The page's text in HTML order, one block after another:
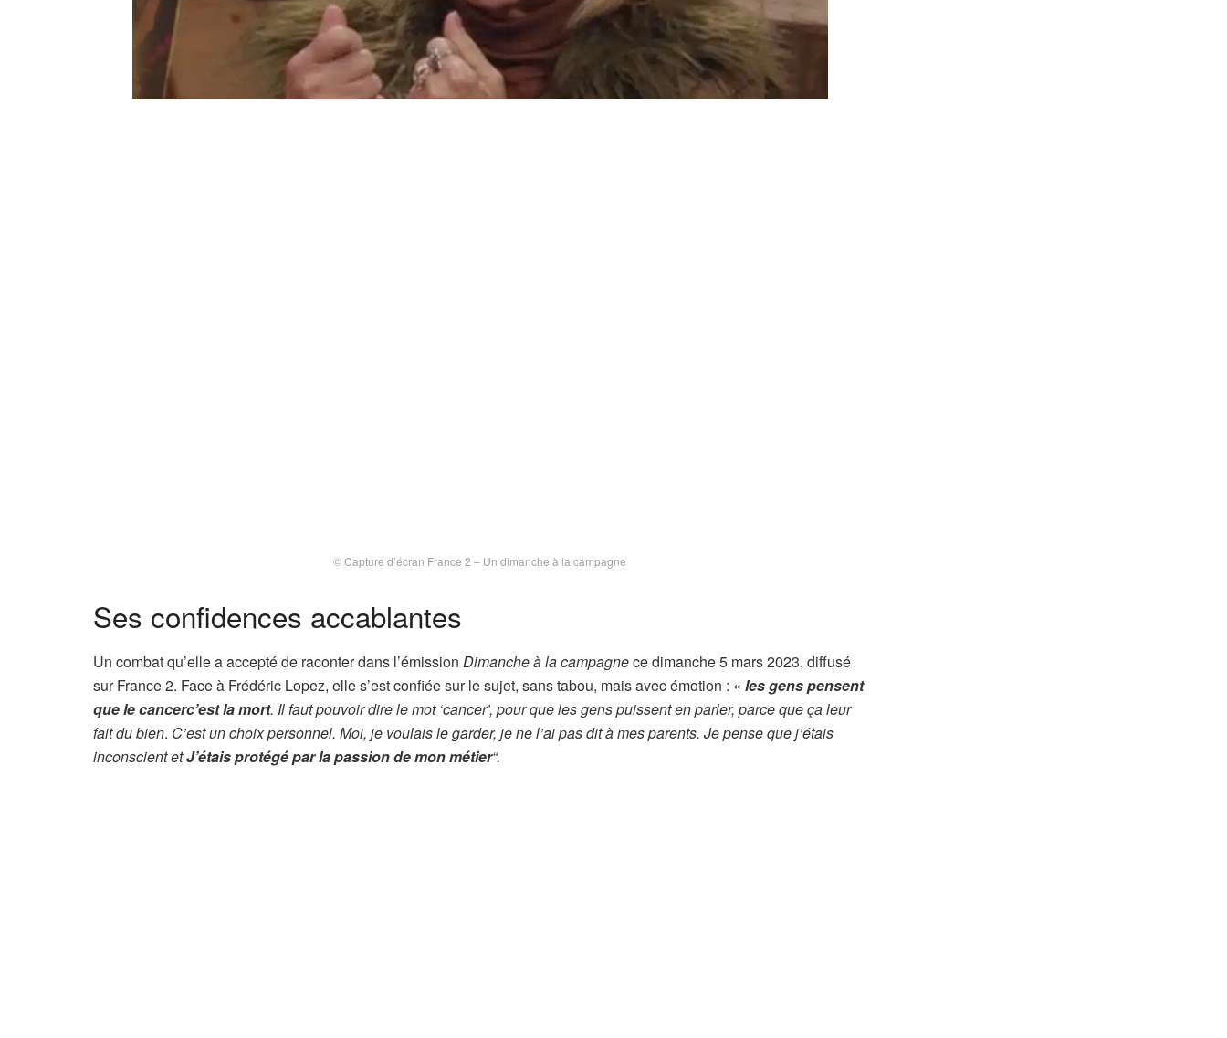
© Capture d’écran France 2 – Un dimanche à la campagne
Ses confidences accablantes
Un combat qu’elle a accepté de raconter dans l’émission Dimanche à la campagnece dimanche 5 mars 2023, diffusé
sur France 2. Face à Frédéric Lopez, elle s’est confiée sur le sujet, sans tabou, mais avec émotion : « les gens pensent
quele cancerc’est la mort. Il faut pouvoir dire le mot ‘cancer’, pour que les gens puissent en parler, parce que ça leur
fait du bien. C’est un choix personnel. Moi, je voulais le garder, je ne l’ai pas dit à mes parents. Je pense que j’étais
inconscient etJ’étais protégé par la passion de mon métier“.